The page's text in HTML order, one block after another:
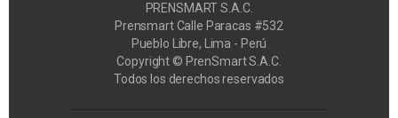
PRENSMART S.A.C.
Prensmart Calle Paracas #532
Pueblo Libre, Lima - Perú
Copyright © PrenSmart S.A.C.
Todos los derechos reservados